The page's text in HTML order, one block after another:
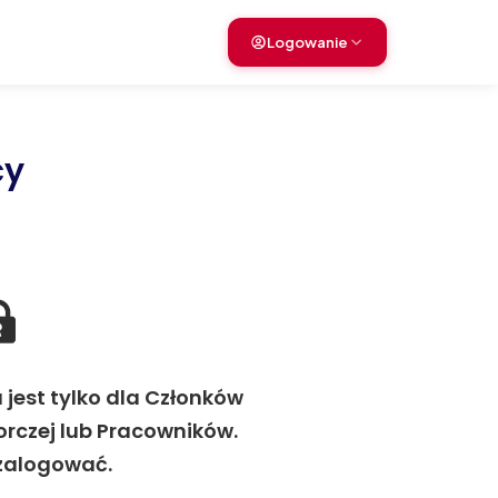
Logowanie
tylko dla Członków
lub Pracowników.